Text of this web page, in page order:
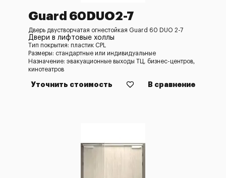
Guard 60DUO2-7
Дверь двустворчатая огнестойкая Guard 60 DUO 2-7
Двери в лифтовые холлы
Тип покрытия: пластик CPL
Размеры: стандартные или индивидуальные
Назначение: эвакуационные выходы ТЦ, бизнес-центров,
кинотеатров
Уточнить стоимость В сравнение